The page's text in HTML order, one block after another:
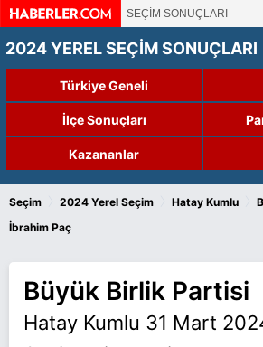
SEÇİM SONUÇLARI
2024 YEREL SEÇİM SONUÇLARI
Türkiye Geneli
İlçe Sonuçları
Kazananlar
Seçim 2024 Yerel Seçim Hatay Kumlu
İbrahim Paç
Büyük Birlik Partisi
Hatay Kumlu 31 Mart